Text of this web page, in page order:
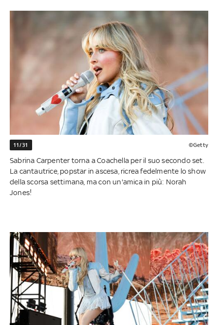
11/31 ©Getty
Sabrina Carpenter torna a Coachella per il suo secondo set.
La cantautrice, popstar in ascesa, ricrea fedelmente lo show
della scorsa settimana, ma con un'amica in più: Norah
Jones!